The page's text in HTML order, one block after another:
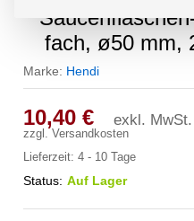
fach, ø50 mm,
Marke: Hendi
10,40€ exkl. MwSt.
zzgl.Versandkosten
Lieferzeit:4 - 10 Tage
Status: Auf Lager